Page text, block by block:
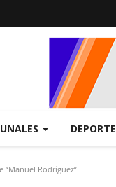
DEPORTE
Rodríguez”